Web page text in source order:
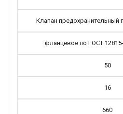
Клапан предохранительный
фланцевое по ГОСТ
50
16
660